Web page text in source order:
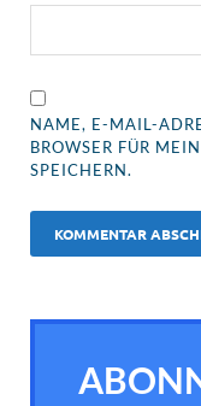
NAME, E-MAIL-
BROWSER FÜR
SPEICHERN.